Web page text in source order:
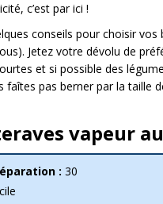
c’est par ici !
conseils pour choisir
Jetez votre dévolu de
et si possible des
faîtes pas berner par la taille
vapeur
: 30